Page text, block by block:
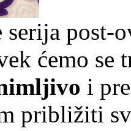
serija post-
ćemo se
i
približiti